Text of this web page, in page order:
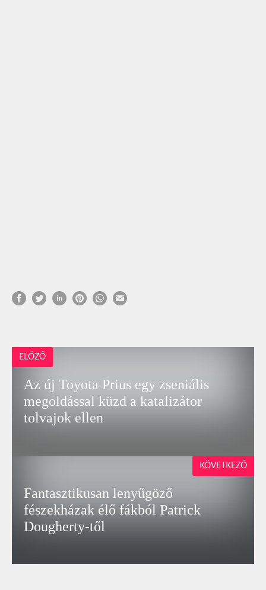
ELŐZŐ
Az új Toyota Prius egy zseniális
megoldással küzd a katalizátor
tolvajok ellen
Fantasztikusan lenyűgöző
fészekházak élő fákból Patrick
Dougherty-től
KÖVETKEZŐ